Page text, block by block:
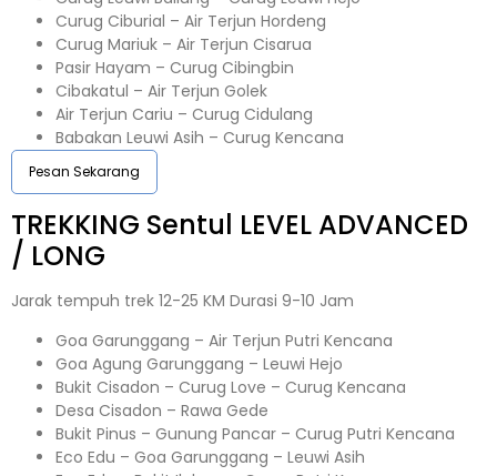
Curug Ciburial – Air Terjun Hordeng
Curug Mariuk – Air Terjun Cisarua
Pasir Hayam – Curug Cibingbin
Cibakatul – Air Terjun Golek
Air Terjun Cariu – Curug Cidulang
Babakan Leuwi Asih – Curug Kencana
Pesan Sekarang
TREKKING Sentul LEVEL ADVANCED
/ LONG
Jarak tempuh trek 12-25 KM Durasi 9-10 Jam
Goa Garunggang – Air Terjun Putri Kencana
Goa Agung Garunggang – Leuwi Hejo
Bukit Cisadon – Curug Love – Curug Kencana
Desa Cisadon – Rawa Gede
Bukit Pinus – Gunung Pancar – Curug Putri Kencana
Eco Edu – Goa Garunggang – Leuwi Asih